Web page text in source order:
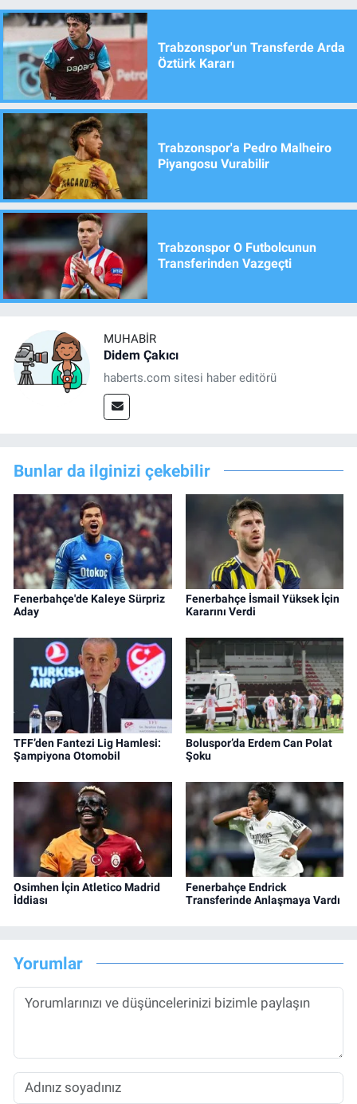
Trabzonspor'un Transferde Arda
Öztürk Kararı
Trabzonspor'a Pedro Malheiro
Piyangosu Vurabilir
Trabzonspor O Futbolcunun
Transferinden Vazgeçti
MUHABIR
Didem Çakıcı
haberts.com sitesi haber editörü
Bunlar da ilginizi çekebilir
Fenerbahçe'de Kaleye Sürpriz
Aday
Fenerbahçe İsmail Yüksek İçin
Kararını Verdi
TFF’den Fantezi Lig Hamlesi:
Şampiyona Otomobil
Boluspor’da Erdem Can Polat
Şoku
Osimhen İçin Atletico Madrid
İddiası
Fenerbahçe Endrick
Transferinde Anlaşmaya Vardı
Yorumlar